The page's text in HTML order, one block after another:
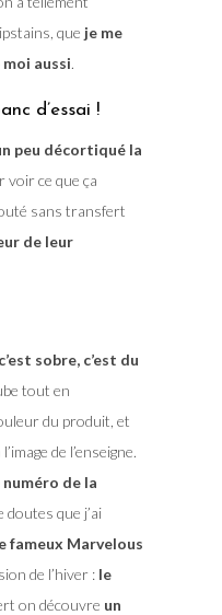
que je me
aussi.
d’essai !
peu décortiqué la
ce que ça
sans transfert
de leur
c’est sobre, c’est du
tout en
du produit, et
de l’enseigne.
de la
que j’ai
fameux Marvelous
de l’hiver : le
on découvre un